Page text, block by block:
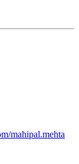
mahipal.mehta